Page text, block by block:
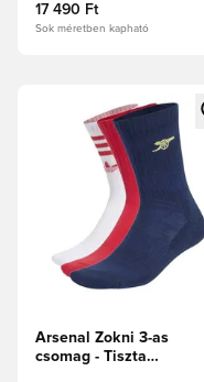
17 490 Ft
Sok méretben kapható
Megnyit egy modált
Arsenal Zokni 3-as
csomag - Tiszta